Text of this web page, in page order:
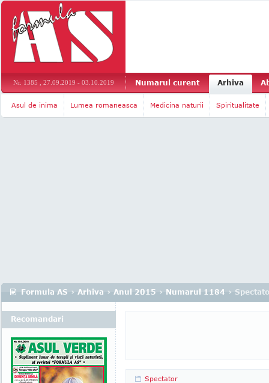
Nr. 1385 , 27.09.2019 - 03.10.2019 Numarul curent Arhiva
Asul de inima Lumea romaneasca Medicina naturii Spiritualitate
Formula AS › Arhiva › Anul 2015 › Numarul 1184 ›
Spectator
Recomandari